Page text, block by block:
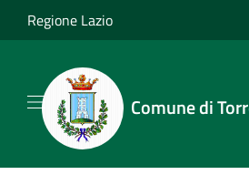
Salta al contenuto principale
Regione Lazio
Comune di